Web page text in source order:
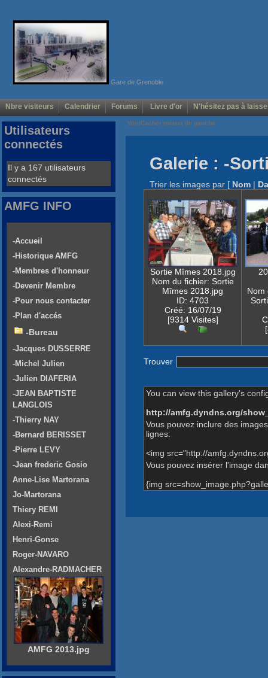
Gare de Grenoble
Nbre visiteurs Calendrier Forums Livre d'or N'hésitez pas à
Voir/Cacher menus de gauche
Galerie : -
Trier les images par [ Nom |
Sortie Mîmes 2018.jpg
Nom du fichier: Sortie
Mîmes 2018.jpg
ID: 4703
Créé: 16/07/19
[9314 Visites]
Nom
Trouver
You can view this gallery's
http://amfg.dyndns.org/
Vous pouvez inclure des
lignes:
<img src="http://
Vous pouvez insérer l'image
{img
Utilisateurs
connectés
Il y a 167 utilisateurs
connectés
AMFG INFO
-Accueil
-Historique AMFG
-Membres d'honneur
-Devenir Membre
-Pour nous contacter
-Plan d'accés
-Bureau
-Jacques DUSSERRE
-Michel Julien
-Julien DIAFERIA
-JEAN BAPTISTE
LANGLOIS
-Thierry NAY
-Bernard BERISSET
-Pierre LEVY
-Jean frederic Gosio
Anne-Lise Martorana
Jo-Martorana
Thiery REMI
Alexi-Remi
Henri-Gonse
Roger-NAVARO
Alexandre-RADMACHER
AMFG 2013.jpg